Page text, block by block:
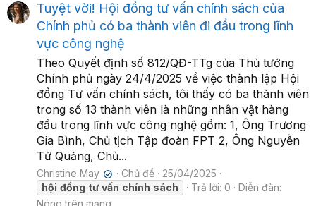
Tuyệt vời! Hội đồng tư vấn chính sách của
Chính phủ có ba thành viên đi đầu trong lĩnh
vực công nghệ
Theo Quyết định số 812/QĐ-TTg của Thủ tướng
Chính phủ ngày 24/4/2025 về việc thành lập Hội
đồng Tư vấn chính sách, tôi thấy có ba thành viên
trong số 13 thành viên là những nhân vật hàng
đầu trong lĩnh vực công nghệ gồm: 1, Ông Trương
Gia Bình, Chủ tịch Tập đoàn FPT 2, Ông Nguyễn
Tử Quảng, Chủ...
Christine May ✔ Chủ đề
25/04/2025
hội đồng tư vấn chính sách Trả lời: 0
Diễn đàn: